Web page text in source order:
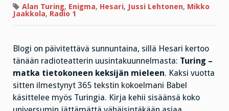
pakottaa
minut
Alan Turing, Enigma, Hesari, Jussi Lehtonen, Mikko
Jaakkola, Radio 1
Blogi on päivitettävä sunnuntaina, sillä Hesari kertoo
tänään radioteatterin uusintakuunnelmasta: Turing –
matka tietokoneen keksijän mieleen. Kaksi vuotta
sitten ilmestynyt 365 tekstin kokoelmani Babel
käsittelee myös Turingia. Kirja kehii sisäänsä koko